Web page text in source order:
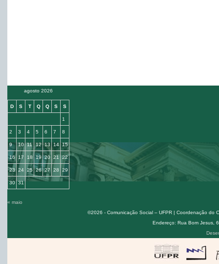
agosto 2026
D S T Q Q S S
1
2 3 4 5 6 7 8
9 10 11 12 13 14 15
16 17 18 19 20 21 22
23 24 25 26 27 28 29
30 31
« maio
©2026 - Comunicação Social – UFPR | Coordenação do
Endereço: Rua Bom Jesus,